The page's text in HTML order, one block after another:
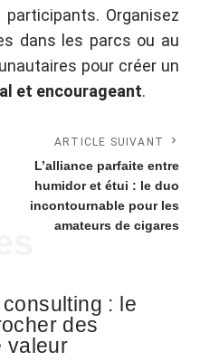
Organisez
dans les parcs ou au
pour créer un
et encourageant.
ARTICLE SUIVANT
L’alliance parfaite entre
humidor et étui : le duo
incontournable pour les
amateurs de cigares
: le
des
valeur